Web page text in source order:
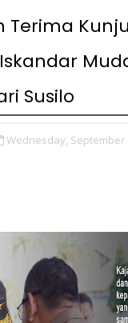
Terima
Susilo
Wednesday, September